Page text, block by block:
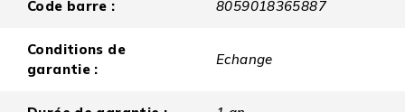
Code barre : 8059018365887
Conditions de
garantie :
Echange